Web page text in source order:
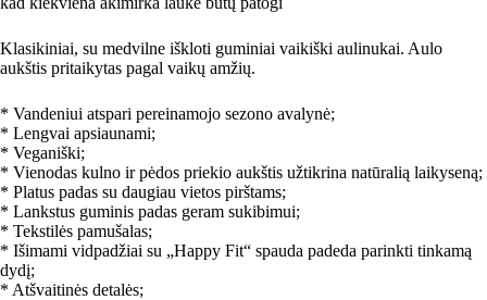
Klasikiniai, su medvilne iškloti guminiai vaikiški aulinukai. Aulo
aukštis pritaikytas pagal vaikų amžių.
* Vandeniui atspari pereinamojo sezono avalynė;
* Lengvai apsiaunami;
* Veganiški;
* Vienodas kulno ir pėdos priekio aukštis užtikrina natūralią laikyseną;
* Platus padas su daugiau vietos pirštams;
* Lankstus guminis padas geram sukibimui;
* Tekstilės pamušalas;
* Išimami vidpadžiai su „Happy Fit“ spauda padeda parinkti tinkamą
dydį;
* Atšvaitinės detalės;